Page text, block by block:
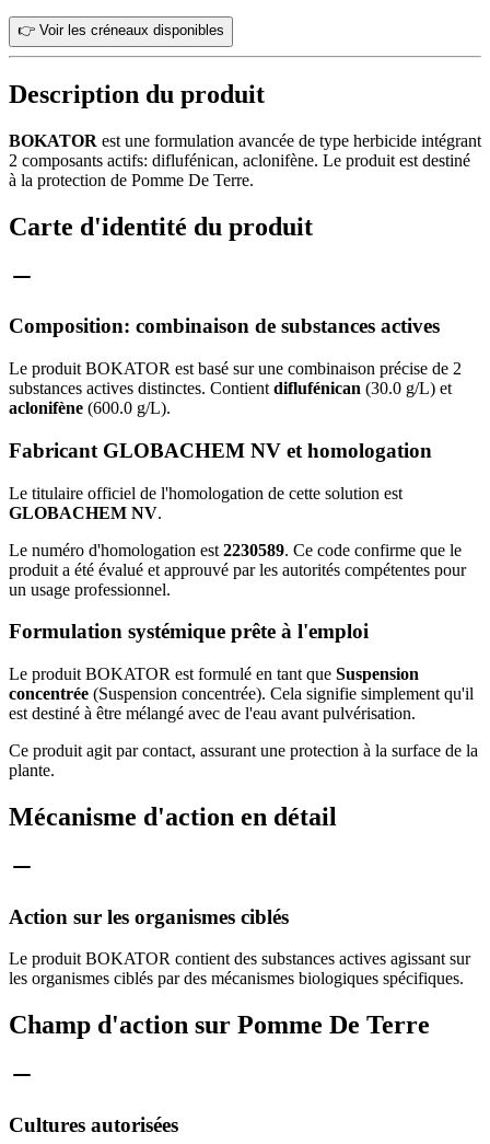
👉 Voir les créneaux disponibles
Description du produit
BOKATOR est une formulation avancée de type herbicide intégrant
2 composants actifs: diflufénican, aclonifène. Le produit est destiné
à la protection de Pomme De Terre.
Carte d'identité du produit
Composition: combinaison de substances actives
Le produit BOKATOR est basé sur une combinaison précise de 2
substances actives distinctes. Contient diflufénican (30.0 g/L) et
aclonifène (600.0 g/L).
Fabricant GLOBACHEM NV et homologation
Le titulaire officiel de l'homologation de cette solution est
GLOBACHEM NV.
Le numéro d'homologation est 2230589. Ce code confirme que le
produit a été évalué et approuvé par les autorités compétentes pour
un usage professionnel.
Formulation systémique prête à l'emploi
Le produit BOKATOR est formulé en tant que Suspension
concentrée (Suspension concentrée). Cela signifie simplement qu'il
est destiné à être mélangé avec de l'eau avant pulvérisation.
Ce produit agit par contact, assurant une protection à la surface de la
plante.
Mécanisme d'action en détail
Action sur les organismes ciblés
Le produit BOKATOR contient des substances actives agissant sur
les organismes ciblés par des mécanismes biologiques spécifiques.
Champ d'action sur Pomme De Terre
Cultures autorisées